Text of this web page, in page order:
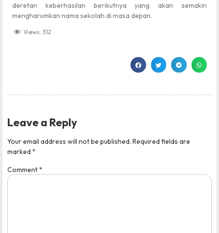
deretan keberhasilan berikutnya yang akan semakin
mengharumkan nama sekolah di masa depan.
Views: 312
Leave a Reply
Your email address will not be published. Required fields are
marked *
Comment*